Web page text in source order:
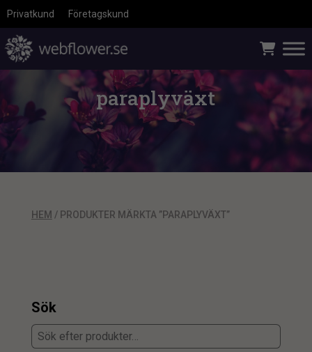
Privatkund Företagskund
paraplyväxt
HEM / PRODUKTER MÄRKTA ”PARAPLYVÄXT”
Sök